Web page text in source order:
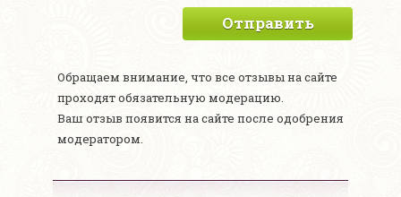
Отправить
Обращаем внимание, что все отзывы на сайте
проходят обязательную модерацию.
Ваш отзыв появится на сайте после одобрения
модератором.